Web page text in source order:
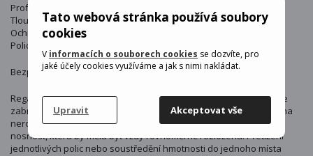
Tato webová stránka používá soubory
cookies
V informacích o souborech cookies se dozvíte, pro
jaké účely cookies využíváme a jak s nimi nakládat.
Upravit Akceptovat vše
Profily: pozinkované
Tloušťka profilu: 0,5 mm
Ochranné kryty součástí balení: 8
Police musí být připevněna ke zdi
Bezpečnostní upozornění:
Regál by měl být vždy pevně ukotven ke zdi nebo podlaze, aby se
zabránilo převrácení, zejména při plném zatížení nebo umístění na
nerovném povrchu. Každá police má stanovenou maximální
nosnost, která by měla být vždy rovnoměrně rozložena. Přetížení
jednotlivých polic nebo soustředění hmotnosti do jednoho místa